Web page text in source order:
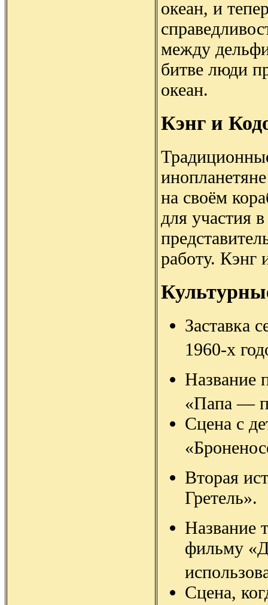
океан, и
между
битве люди
океан.
Кэнг и
на своём
для участия
работу. Кэнг
Заставка
1960-х
Название
«Папа —
Сцена с
Вторая
Гретель».
Название
фильму
Сцена,